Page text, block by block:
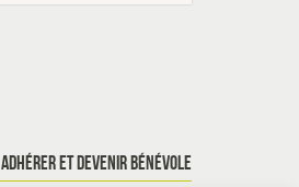
ADHÉRER ET DEVENIR BÉNÉVOLE